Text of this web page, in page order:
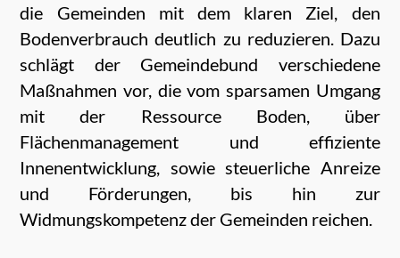
die Gemeinden mit dem klaren Ziel, den
Bodenverbrauch deutlich zu reduzieren. Dazu
schlägt der Gemeindebund verschiedene
Maßnahmen vor, die vom sparsamen Umgang
mit der Ressource Boden, über
Flächenmanagement und effiziente
Innenentwicklung, sowie steuerliche Anreize
und Förderungen, bis hin zur
Widmungskompetenz der Gemeinden reichen.